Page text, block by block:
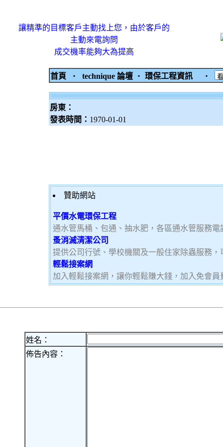
讓精準的目標客戶主動找上您，由於客戶的
主動來電詢問
成交機率能夠大為提高
首頁 ‧ technique 論壇 ‧ 環保工程資訊 ‧
房東：
發表時間： 1970-01-01
贊助網站
平價水電環保工程
通水管馬桶、包通、抽水肥，各區通水管服務
蚤消滅清潔公司
提供公司行號、學校機關及一般住家除蟲服務
輕鬆接案網
加入輕鬆接案網，讓你輕鬆賺大錢，加入免會
姓名：
佈告內容：